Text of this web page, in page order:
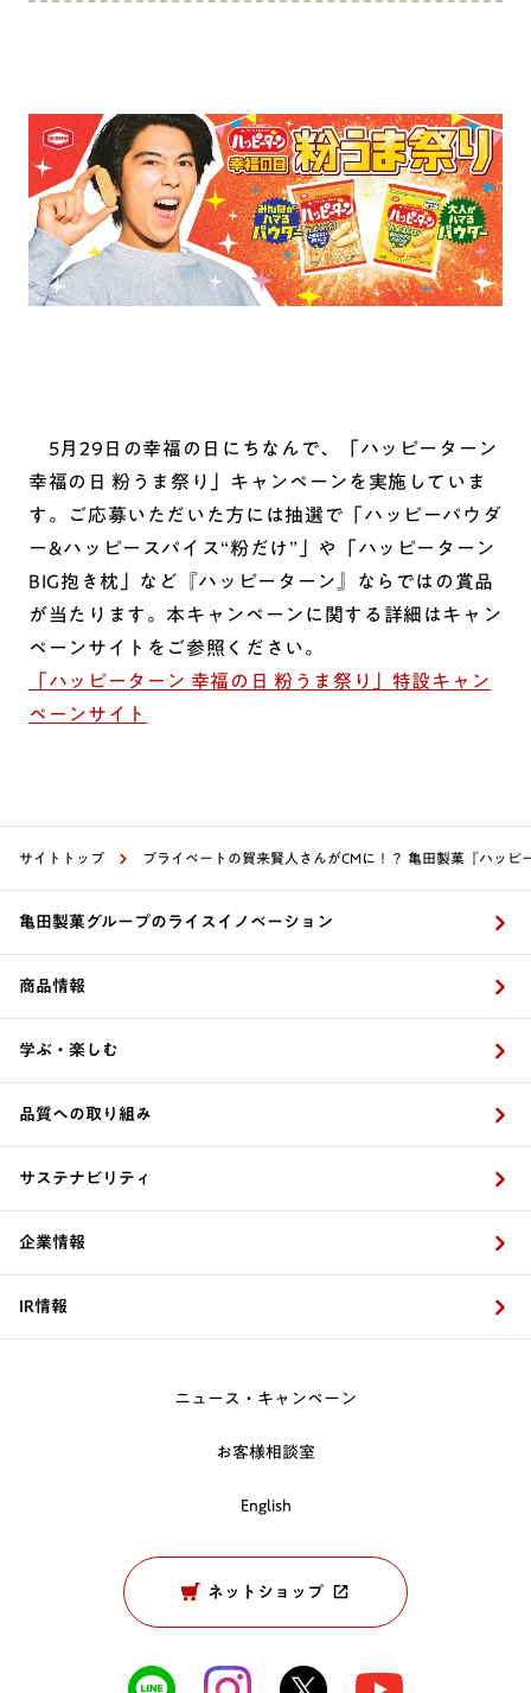
5月29日の幸福の日にちなんで、「ハッピーターン
幸福の日 粉うま祭り」キャンペーンを実施していま
す。ご応募いただいた方には抽選で「ハッピーパウダ
ー&ハッピースパイス“粉だけ”」や「ハッピーターン
BIG抱き枕」など『ハッピーターン』ならではの賞品
が当たります。本キャンペーンに関する詳細はキャン
ペーンサイトをご参照ください。
「ハッピーターン 幸福の日 粉うま祭り」特設キャン
ペーンサイト
サイトトップ プライベートの賀来賢人さんがCMに！？ 亀田製菓『ハッ
亀田製菓グループのライスイノベーション
商品情報
学ぶ・楽しむ
品質への取り組み
サステナビリティ
企業情報
IR情報
ニュース・キャンペーン
お客様相談室
English
ネットショップ